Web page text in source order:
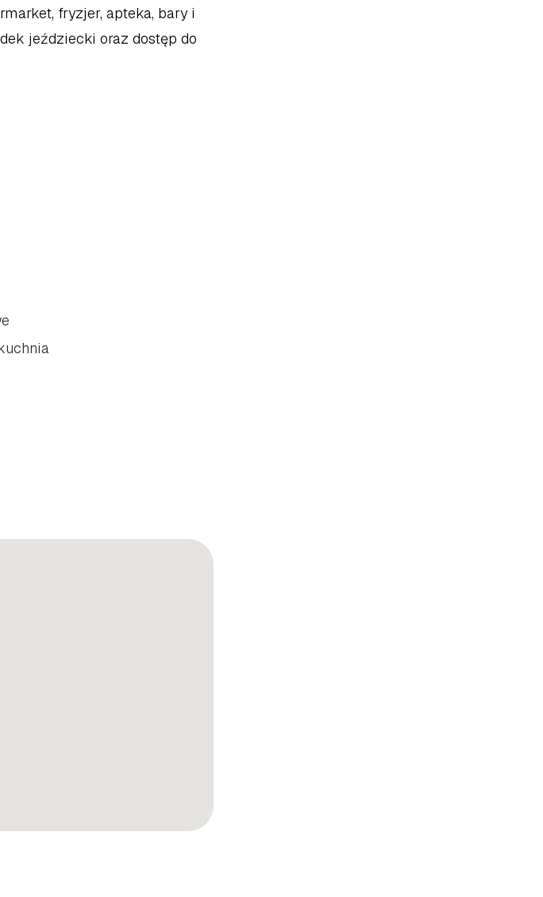
fryzjer, apteka, bary i
jeździecki oraz dostęp do